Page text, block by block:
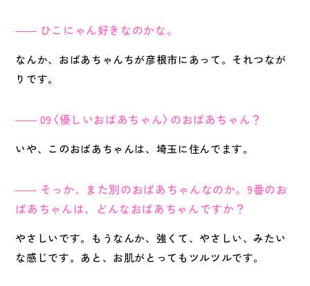
ひこにゃん好きなのかな。
なんか、おばあちゃんちが彦根市にあって。それつなが
りです。
09〈優しいおばあちゃん〉のおばあちゃん？
いや、このおばあちゃんは、埼玉に住んでます。
そっか、また別のおばあちゃんなのか。9番のお
ばあちゃんは、どんなおばあちゃんですか？
やさしいです。もうなんか、強くて、やさしい、みたい
な感じです。あと、お肌がとってもツルツルです。